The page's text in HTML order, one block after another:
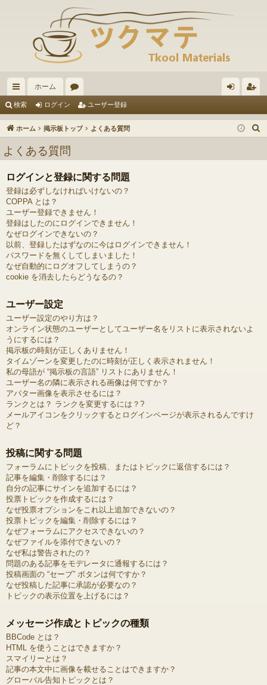
イ
ッ
リ
ン
ク
ホーム
ー
ム
イ ザ
登
検索 ログイン ユーザー登録
ホーム 掲示板トップ よくある質問
よくある質問
ログインと登録に関する問題
登録は必ずしなければいけないの？
COPPA とは？
ユーザー登録できません！
登録はしたのにログインできません！
なぜログインできないの？
以前、登録したはずなのに今はログインできません！
パスワードを無くしてしまいました！
なぜ自動的にログオフしてしまうの？
cookie を消去したらどうなるの？
ユーザー設定
ユーザー設定のやり方は？
オンライン状態のユーザーとしてユーザー名をリストに表示されないよ
うにするには？
掲示板の時刻が正しくありません！
タイムゾーンを変更したのに時刻が正しく表示されません！
私の母語が “掲示板の言語” リストにありません！
ユーザー名の隣に表示される画像は何ですか？
アバター画像を表示させるには？
ランクとは？ ランクを変更するには？?
メールアイコンをクリックするとログインページが表示されるんですけ
ど？
投稿に関する問題
フォーラムにトピックを投稿、またはトピックに返信するには？
記事を編集・削除するには？
自分の記事にサインを追加するには？
投票トピックを作成するには？
なぜ投票オプションをこれ以上追加できないの？
投票トピックを編集・削除するには？
なぜフォーラムにアクセスできないの？
なぜファイルを添付できないの？
なぜ私は警告されたの？
問題のある記事をモデレータに通報するには？
投稿画面の “セーブ” ボタンは何ですか？
なぜ投稿した記事に承認が必要なの？
トピックの表示位置を上げるには？
メッセージ作成とトピックの種類
BBCode とは？
HTML を使うことはできますか？
スマイリーとは？
記事の本文中に画像を載せることはできますか？
グローバル告知トピックとは？